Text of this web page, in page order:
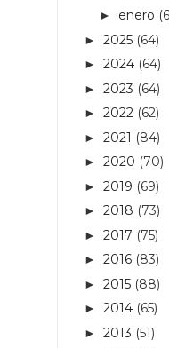
► enero
► 2025 (64)
► 2024 (64)
► 2023 (64)
► 2022 (62)
► 2021 (84)
► 2020 (70)
► 2019 (69)
► 2018 (73)
► 2017 (75)
► 2016 (83)
► 2015 (88)
► 2014 (65)
► 2013 (51)